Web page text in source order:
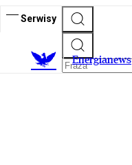
Serwisy
Energianews